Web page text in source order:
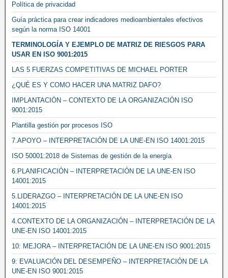
Política de privacidad
Guía práctica para crear indicadores medioambientales efectivos
según la norma ISO 14001
TERMINOLOGÍA Y EJEMPLO DE MATRIZ DE RIESGOS PARA
USAR EN ISO 9001:2015
LAS 5 FUERZAS COMPETITIVAS DE MICHAEL PORTER
¿QUÉ ES Y COMO HACER UNA MATRIZ DAFO?
IMPLANTACIÓN – CONTEXTO DE LA ORGANIZACIÓN ISO
9001:2015
Plantilla gestión por procesos ISO
7.APOYO – INTERPRETACIÓN DE LA UNE-EN ISO 14001:2015
ISO 50001:2018 de Sistemas de gestión de la energía
6.PLANIFICACIÓN – INTERPRETACIÓN DE LA UNE-EN ISO
14001:2015
5.LIDERAZGO – INTERPRETACIÓN DE LA UNE-EN ISO
14001:2015
4.CONTEXTO DE LA ORGANIZACIÓN – INTERPRETACIÓN DE LA
UNE-EN ISO 14001:2015
10: MEJORA – INTERPRETACIÓN DE LA UNE-EN ISO 9001:2015
9: EVALUACIÓN DEL DESEMPEÑO – INTERPRETACIÓN DE LA
UNE-EN ISO 9001:2015